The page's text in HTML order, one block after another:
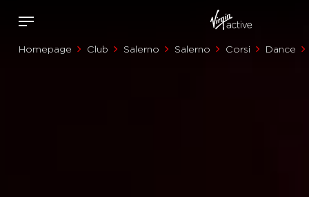
Homepage Club Salerno Salerno Corsi Dance